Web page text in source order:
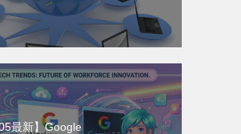
最新】Google